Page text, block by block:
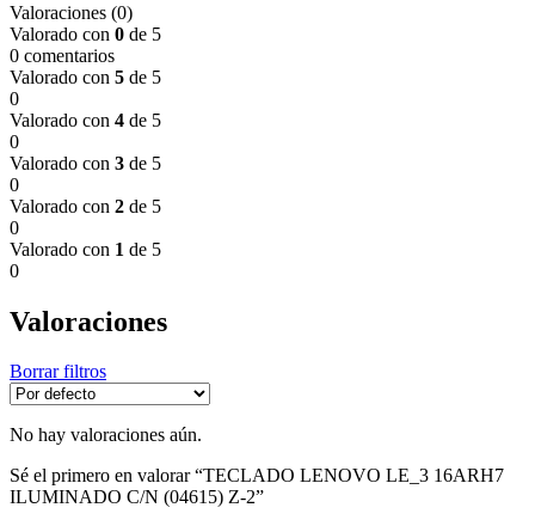
Valoraciones (0)
Valorado con 0 de 5
0 comentarios
Valorado con 5 de 5
0
Valorado con 4 de 5
0
Valorado con 3 de 5
0
Valorado con 2 de 5
0
Valorado con 1 de 5
0
Valoraciones
Borrar filtros
No hay valoraciones aún.
Sé el primero en valorar “TECLADO LENOVO LE_3 16ARH7
ILUMINADO C/N (04615) Z-2”